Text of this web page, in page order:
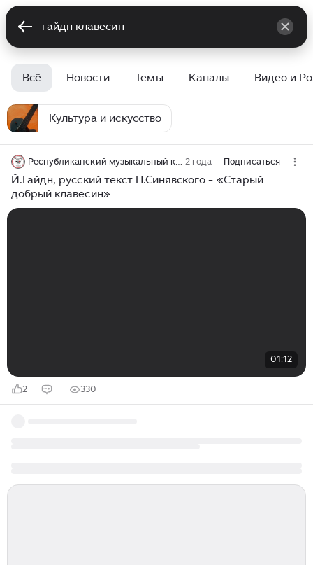
Всё Новости Темы Каналы Видео и
Культура и искусство
Республиканский музыкальный колледж г.Ижевск 2 года Подписаться
Й.Гайдн, русский текст П.Синявского - «Старый
добрый клавесин»
01:12
2 330